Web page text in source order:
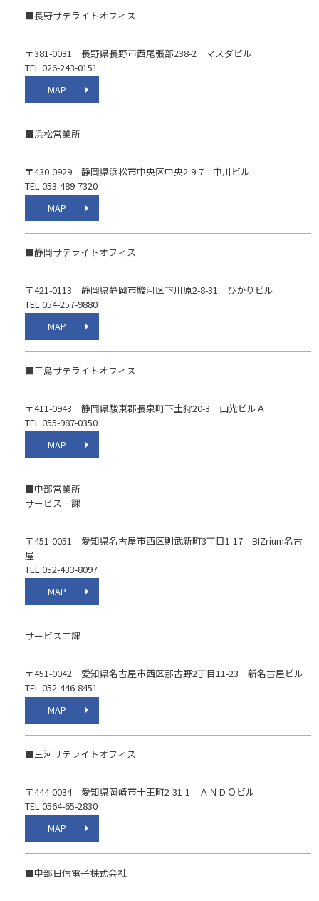
■長野サテライトオフィス
〒381-0031 長野県長野市西尾張部238-2 マスダビル
TEL 026-243-0151
MAP
■浜松営業所
〒430-0929 静岡県浜松市中央区中央2-9-7 中川ビル
TEL 053-489-7320
MAP
■静岡サテライトオフィス
〒421-0113 静岡県静岡市駿河区下川原2-8-31 ひかりビル
TEL 054-257-9880
MAP
■三島サテライトオフィス
〒411-0943 静岡県駿東郡長泉町下土狩20-3 山光ビルＡ
TEL 055-987-0350
MAP
■中部営業所
サービス一課
〒451-0051 愛知県名古屋市西区則武新町3丁目1-17 BIZrium名古
屋
TEL 052-433-8097
MAP
サービス二課
〒451-0042 愛知県名古屋市西区那古野2丁目11-23 新名古屋ビル
TEL 052-446-8451
MAP
■三河サテライトオフィス
〒444-0034 愛知県岡崎市十王町2-31-1 ＡＮＤＯビル
TEL 0564-65-2830
MAP
■中部日信電子株式会社